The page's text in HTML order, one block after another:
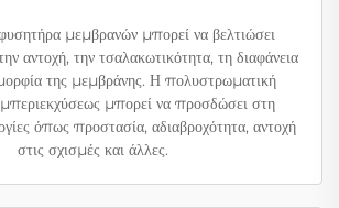
μεμβρανών μπορεί να βελτιώσει
αντοχή, την τσαλακωτικότητα, τη διαφάνεια
της μεμβράνης. Η πολυστρωματική
μπορεί να προσδώσει στη
όπως προστασία, αδιαβροχότητα, αντοχή
στις σχισμές και άλλες.